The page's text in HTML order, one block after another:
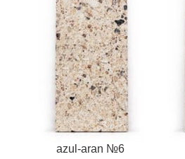
azul-aran №6